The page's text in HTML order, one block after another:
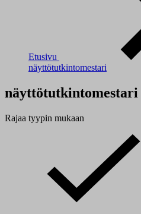
Etusivu
näyttötutkintomestari
näyttötutkintomestari
Rajaa tyypin mukaan